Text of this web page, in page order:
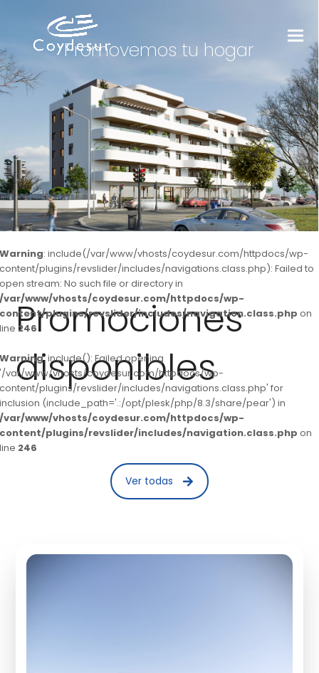
Promovemos tu hogar
Warning: include(/var/www/vhosts/coydesur.com/httpdocs/wp-
content/plugins/revslider/includes/navigations.class.php): Failed to
open stream: No such file or directory in
/var/www/vhosts/coydesur.com/httpdocs/wp-
content/plugins/revslider/includes/navigation.class.php on
line 246
Warning: include(): Failed opening
'/var/www/vhosts/coydesur.com/httpdocs/wp-
content/plugins/revslider/includes/navigations.class.php' for
inclusion (include_path='.:/opt/plesk/php/8.3/share/pear') in
/var/www/vhosts/coydesur.com/httpdocs/wp-
content/plugins/revslider/includes/navigation.class.php on
line 246
Promociones
disponibles
Ver todas